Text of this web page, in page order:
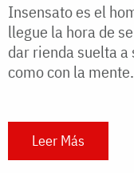
Insensato es el
llegue la hora de
dar rienda suelta
como con la mente.
Leer Más